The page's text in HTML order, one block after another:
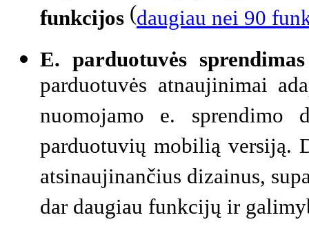
funkcijos (daugiau nei 90
E. parduotuvės sprendimas
parduotuvės atnaujinimai
nuomojamo e.
parduotuvių mobilią versiją.
atsinaujinančius dizainus,
dar daugiau funkcijų ir